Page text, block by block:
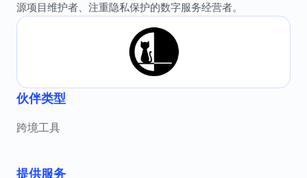
源项目维护者、注重隐私保护的数字服务经营者。
伙伴类型
跨境工具
提供服务